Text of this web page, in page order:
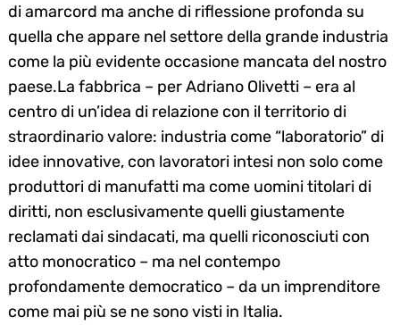
di amarcord ma anche di riflessione profonda su
quella che appare nel settore della grande industria
come la più evidente occasione mancata del nostro
paese.La fabbrica – per Adriano Olivetti – era al
centro di un’idea di relazione con il territorio di
straordinario valore: industria come “laboratorio” di
idee innovative, con lavoratori intesi non solo come
produttori di manufatti ma come uomini titolari di
diritti, non esclusivamente quelli giustamente
reclamati dai sindacati, ma quelli riconosciuti con
atto monocratico – ma nel contempo
profondamente democratico – da un imprenditore
come mai più se ne sono visti in Italia.